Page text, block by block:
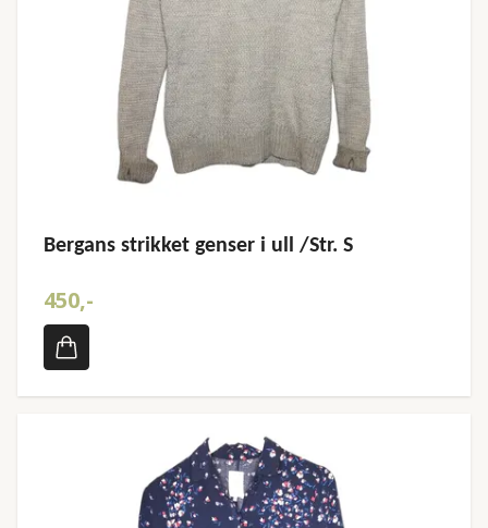
Bergans strikket genser i ull /Str. S
450,-